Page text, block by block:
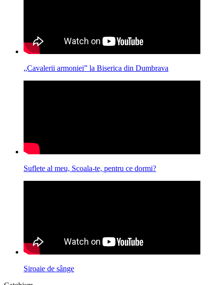
„Cavalerii armoniei” la Biserica din Dumbrava
Suflete al meu, Scoala-te, pentru ce dormi?
Şiroaie de sânge